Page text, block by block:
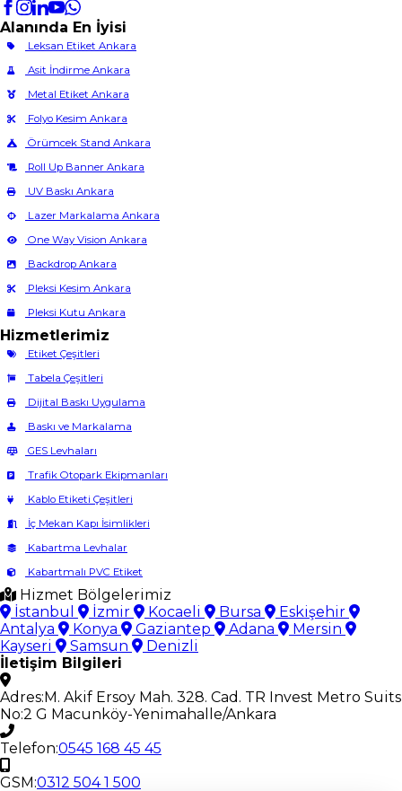
Alanında En İyisi
Leksan Etiket Ankara
Asit İndirme Ankara
Metal Etiket Ankara
Folyo Kesim Ankara
Örümcek Stand Ankara
Roll Up Banner Ankara
UV Baskı Ankara
Lazer Markalama Ankara
One Way Vision Ankara
Backdrop Ankara
Pleksi Kesim Ankara
Pleksi Kutu Ankara
Hizmetlerimiz
Etiket Çeşitleri
Tabela Çeşitleri
Dijital Baskı Uygulama
Baskı ve Markalama
GES Levhaları
Trafik Otopark Ekipmanları
Kablo Etiketi Çeşitleri
İç Mekan Kapı İsimlikleri
Kabartma Levhalar
Kabartmalı PVC Etiket
Hizmet Bölgelerimiz
İstanbul
İzmir Kocaeli Bursa
Eskişehir
Antalya
Konya Gaziantep Adana
Mersin
Kayseri
Samsun
Denizli
İletişim Bilgileri
Adres:M. Akif Ersoy Mah. 328. Cad. TR Invest Metro Suits
No:2 G Macunköy-Yenimahalle/Ankara
Telefon:0545 168 45 45
GSM:0312 504 1 500